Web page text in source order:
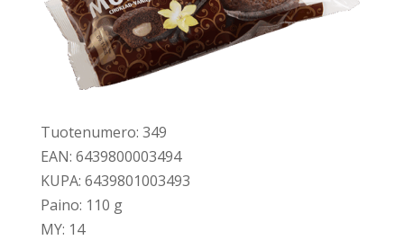
Tuo­te­nu­me­ro: 349
EAN: 6439800003494
KUPA: 6439801003493
Pai­no: 110 g
MY: 14